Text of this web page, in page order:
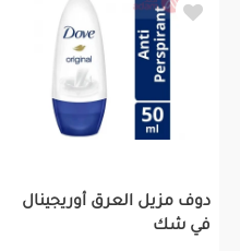
دوف مزيل العرق أوريجينال
في شك